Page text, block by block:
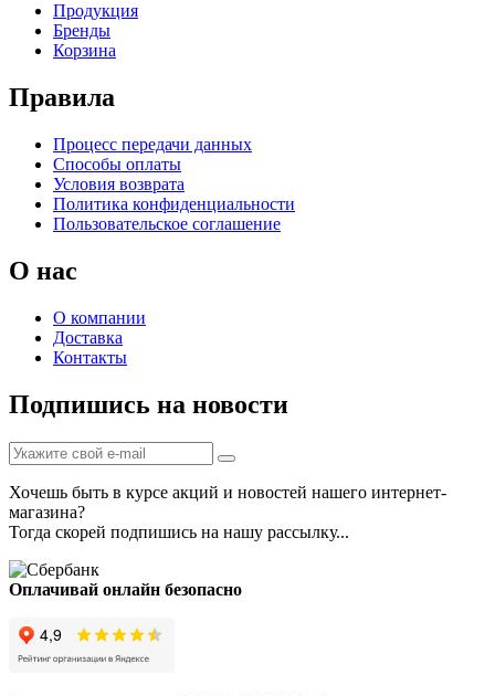
Продукция
Бренды
Корзина
Правила
Процесс передачи данных
Способы оплаты
Условия возврата
Политика конфиденциальности
Пользовательское соглашение
О нас
О компании
Доставка
Контакты
Подпишись на новости
Хочешь быть в курсе акций и новостей нашего интернет-
магазина?
Тогда скорей подпишись на нашу рассылку...
Оплачивай онлайн безопасно